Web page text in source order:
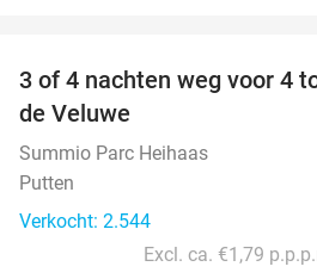
3 of 4 nachten weg voor 4
de Veluwe
Summio Parc Heihaas
Putten
Verkocht: 2.544
Excl. ca. €1,79